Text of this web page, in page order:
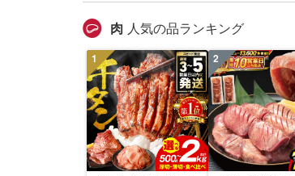
肉 人気の品ランキング
1 2